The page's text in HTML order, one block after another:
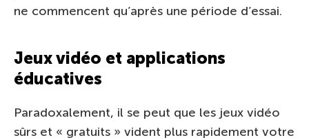
ne commencent qu’après une période d’essai.
Jeux vidéo et applications
éducatives
Paradoxalement, il se peut que les jeux vidéo
sûrs et « gratuits » vident plus rapidement votre